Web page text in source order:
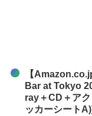
【
Bar at Tokyo
ray＋CD＋ア
ッカーシート